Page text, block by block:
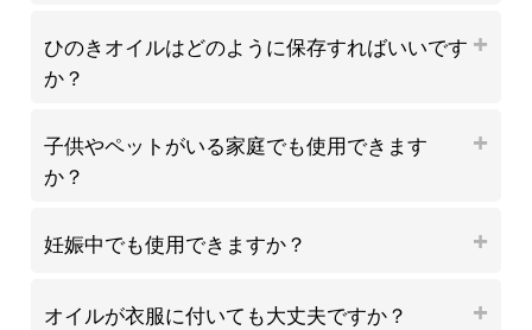
ひのきオイルはどのように保存すればいいです
か？
子供やペットがいる家庭でも使用できます
か？
妊娠中でも使用できますか？
オイルが衣服に付いても大丈夫ですか？